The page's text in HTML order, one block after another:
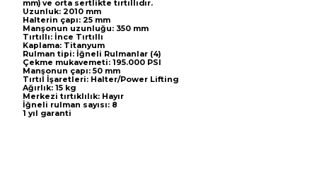
mm) ve orta sertlikte tırtıllıdır.
Uzunluk: 2010 mm
Halterin çapı: 25 mm
Manşonun uzunluğu: 350 mm
Tırtıllı: İnce Tırtıllı
Kaplama: Titanyum
Rulman tipi: İğneli Rulmanlar (4)
Çekme mukavemeti: 195.000 PSI
Manşonun çapı: 50 mm
Tırtıl İşaretleri: Halter/Power Lifting
Ağırlık: 15 kg
Merkezi tırtıklılık: Hayır
İğneli rulman sayısı: 8
1 yıl garanti